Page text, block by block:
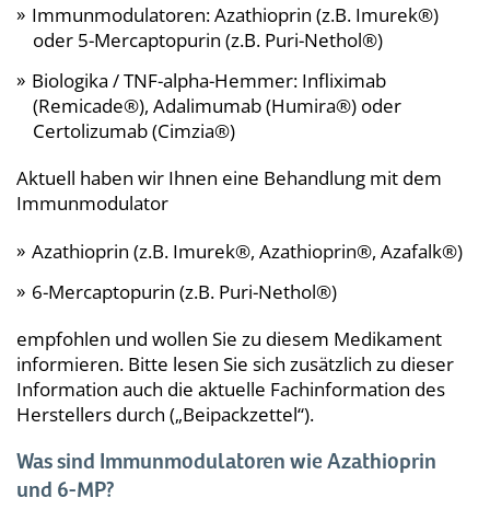
Immunmodulatoren: Azathioprin (z.B. Imurek®)
oder 5-Mercaptopurin (z.B. Puri-Nethol®)
Biologika / TNF-alpha-Hemmer: Infliximab
(Remicade®), Adalimumab (Humira®) oder
Certolizumab (Cimzia®)
Aktuell haben wir Ihnen eine Behandlung mit dem
Immunmodulator
Azathioprin (z.B. Imurek®, Azathioprin®, Azafalk®)
6-Mercaptopurin (z.B. Puri-Nethol®)
empfohlen und wollen Sie zu diesem Medikament
informieren. Bitte lesen Sie sich zusätzlich zu dieser
Information auch die aktuelle Fachinformation des
Herstellers durch („Beipackzettel“).
Was sind Immunmodulatoren wie Azathioprin
und 6-MP?